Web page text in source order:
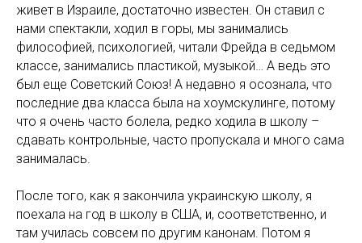
живет в Израиле, достаточно известен. Он ставил с
нами спектакли, ходил в горы, мы занимались
философией, психологией, читали Фрейда в седьмом
классе, занимались пластикой, музыкой… А ведь это
был еще Советский Союз! А недавно я осознала, что
последние два класса была на хоумскулинге, потому
что я очень часто болела, редко ходила в школу –
сдавать контрольные, часто пропускала и много сама
занималась.
После того, как я закончила украинскую школу, я
поехала на год в школу в США, и, соответственно, и
там училась совсем по другим канонам. Потом я